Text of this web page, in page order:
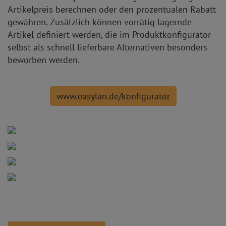
Artikelpreis berechnen oder den prozentualen Rabatt
gewähren. Zusätzlich können vorrätig lagernde
Artikel definiert werden, die im Produktkonfigurator
selbst als schnell lieferbare Alternativen besonders
beworben werden.
www.easylan.de/konfigurator